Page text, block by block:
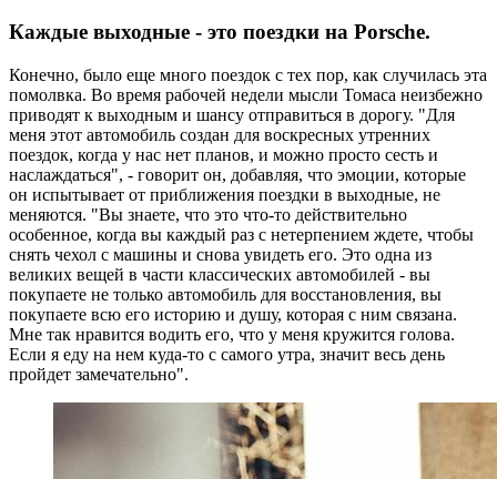
Каждые выходные - это поездки на Porsche.
Конечно, было еще много поездок с тех пор, как случилась эта
помолвка. Во время рабочей недели мысли Томаса неизбежно
приводят к выходным и шансу отправиться в дорогу. "Для
меня этот автомобиль создан для воскресных утренних
поездок, когда у нас нет планов, и можно просто сесть и
наслаждаться", - говорит он, добавляя, что эмоции, которые
он испытывает от приближения поездки в выходные, не
меняются. "Вы знаете, что это что-то действительно
особенное, когда вы каждый раз с нетерпением ждете, чтобы
снять чехол с машины и снова увидеть его. Это одна из
великих вещей в части классических автомобилей - вы
покупаете не только автомобиль для восстановления, вы
покупаете всю его историю и душу, которая с ним связана.
Мне так нравится водить его, что у меня кружится голова.
Если я еду на нем куда-то с самого утра, значит весь день
пройдет замечательно".